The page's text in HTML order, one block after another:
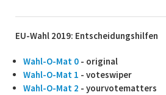
EU-Wahl 2019: Entscheidungshilfen
Wahl-O-Mat 0 - original
Wahl-O-Mat 1 - voteswiper
Wahl-O-Mat 2 - yourvotematters